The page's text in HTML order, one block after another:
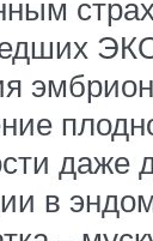
даже
в